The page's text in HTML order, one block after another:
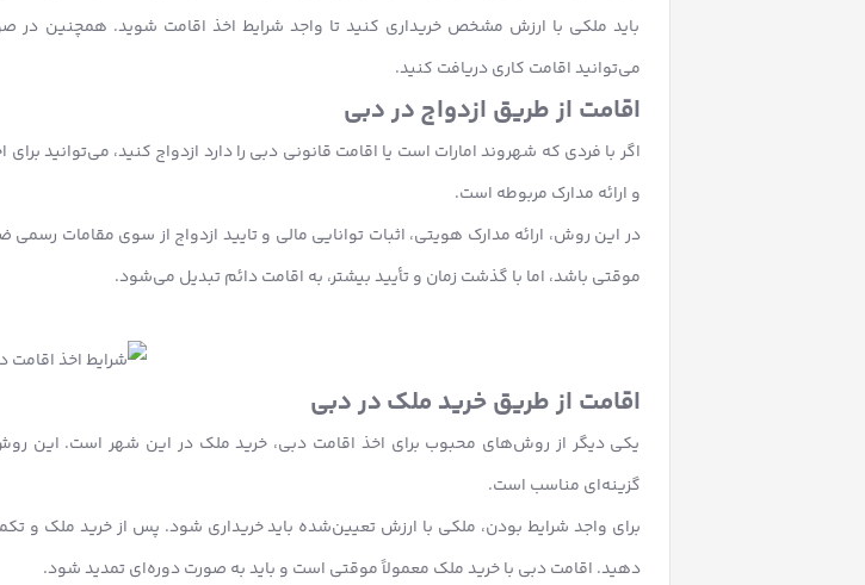
باید ملکی با ارزش مشخص خریداری کنید تا واجد شرایط اخذ اقامت شوید. همچنین در
می‌توانید اقامت کاری دریافت کنید.
اقامت از طریق ازدواج در دبی
اگر با فردی که شهروند امارات است یا اقامت قانونی دبی را دارد ازدواج کنید، می‌توانید
و ارائه مدارک مربوطه است.
در این روش، ارائه مدارک هویتی، اثبات توانایی مالی و تایید ازدواج از سوی مقامات
موقتی باشد، اما با گذشت زمان و تأیید بیشتر، به اقامت دائم تبدیل می‌شود.
اقامت از طریق خرید ملک در دبی
یکی دیگر از روش‌های محبوب برای اخذ اقامت دبی، خرید ملک در این شهر است. این
گزینه‌ای مناسب است.
برای واجد شرایط بودن، ملکی با ارزش تعیین‌شده باید خریداری شود. پس از خرید ملک و
دهید. اقامت دبی با خرید ملک معمولاً موقتی است و باید به صورت دوره‌ای تمدید شود.